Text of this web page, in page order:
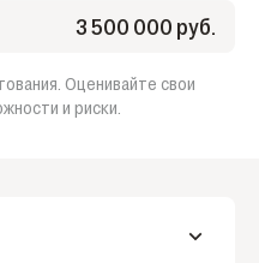
3 500 000 руб.
Оценивайте свои
и риски.